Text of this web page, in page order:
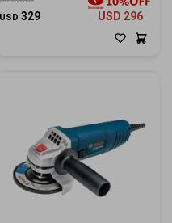
USD 329 USD 296